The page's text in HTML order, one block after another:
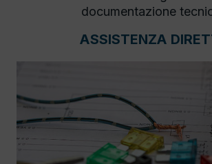
documentazione
ASSISTENZA